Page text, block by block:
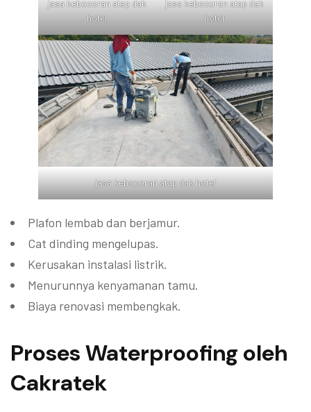
jasa kebocoran atap dak
hotel
jasa kebocoran atap dak
hotel
jasa kebocoran atap dak hotel
Plafon lembab dan berjamur.
Cat dinding mengelupas.
Kerusakan instalasi listrik.
Menurunnya kenyamanan tamu.
Biaya renovasi membengkak.
Proses Waterproofing oleh
Cakratek